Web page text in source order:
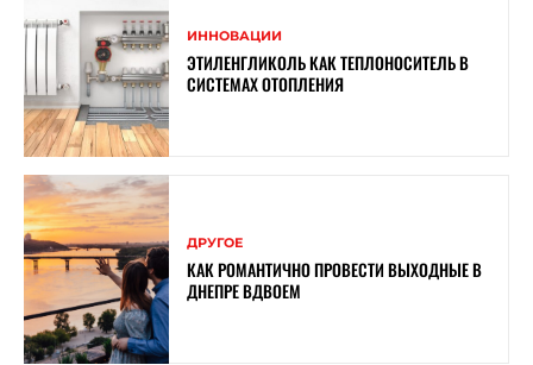
ИННОВАЦИИ
ЭТИЛЕНГЛИКОЛЬ КАК ТЕПЛОНОСИТЕЛЬ В
СИСТЕМАХ ОТОПЛЕНИЯ
ДРУГОЕ
КАК РОМАНТИЧНО ПРОВЕСТИ ВЫХОДНЫЕ В
ДНЕПРЕ ВДВОЕМ